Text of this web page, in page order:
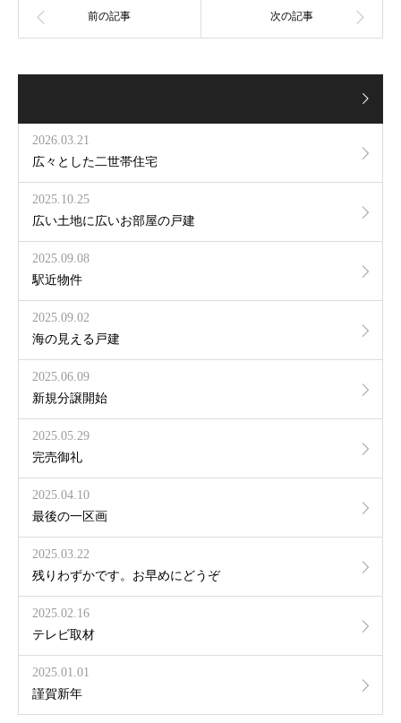
2026.03.21
広々とした二世帯住宅
2025.10.25
広い土地に広いお部屋の戸建
2025.09.08
駅近物件
2025.09.02
海の見える戸建
2025.06.09
新規分譲開始
2025.05.29
完売御礼
2025.04.10
最後の一区画
2025.03.22
残りわずかです。お早めにどうぞ
2025.02.16
テレビ取材
2025.01.01
謹賀新年